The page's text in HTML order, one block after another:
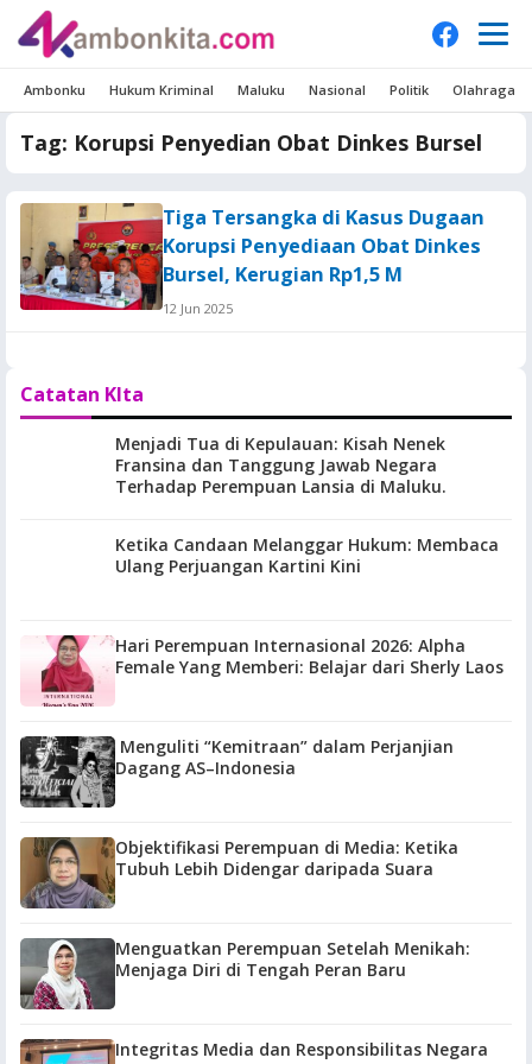
Ambonku Hukum Kriminal Maluku Nasional Politik Olahraga
Tag: Korupsi Penyedian Obat Dinkes Bursel
Tiga Tersangka di Kasus Dugaan
Korupsi Penyediaan Obat Dinkes
Bursel, Kerugian Rp1,5 M
12 Jun 2025
Catatan KIta
Menjadi Tua di Kepulauan: Kisah Nenek
Fransina dan Tanggung Jawab Negara
Terhadap Perempuan Lansia di Maluku.
Ketika Candaan Melanggar Hukum: Membaca
Ulang Perjuangan Kartini Kini
Hari Perempuan Internasional 2026: Alpha
Female Yang Memberi: Belajar dari Sherly Laos
Menguliti “Kemitraan” dalam Perjanjian
Dagang AS–Indonesia
Objektifikasi Perempuan di Media: Ketika
Tubuh Lebih Didengar daripada Suara
Menguatkan Perempuan Setelah Menikah:
Menjaga Diri di Tengah Peran Baru
Integritas Media dan Responsibilitas Negara